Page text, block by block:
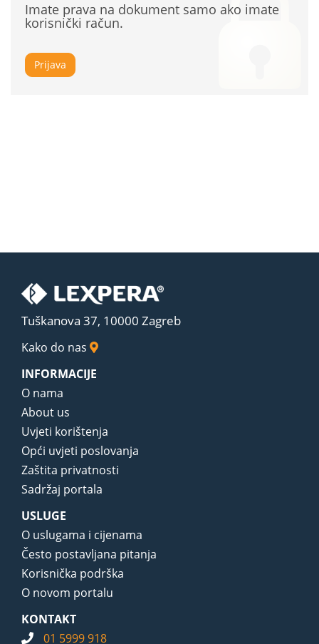
Imate prava na dokument samo ako imate
korisnički račun.
Prijava
Tuškanova 37, 10000 Zagreb
Kako do nas
INFORMACIJE
O nama
About us
Uvjeti korištenja
Opći uvjeti poslovanja
Zaštita privatnosti
Sadržaj portala
USLUGE
O uslugama i cijenama
Često postavljana pitanja
Korisnička podrška
O novom portalu
KONTAKT
01 5999 918